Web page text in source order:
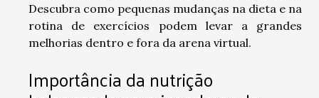
Descubra como pequenas mudanças na dieta e na
rotina de exercícios podem levar a grandes
melhorias dentro e fora da arena virtual.
Importância da nutrição